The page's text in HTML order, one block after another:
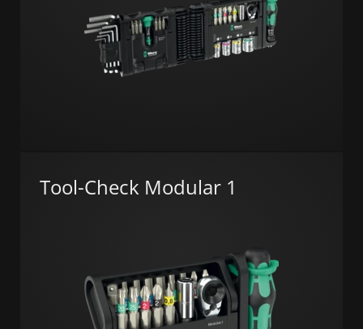
Tool-Check Modular 1